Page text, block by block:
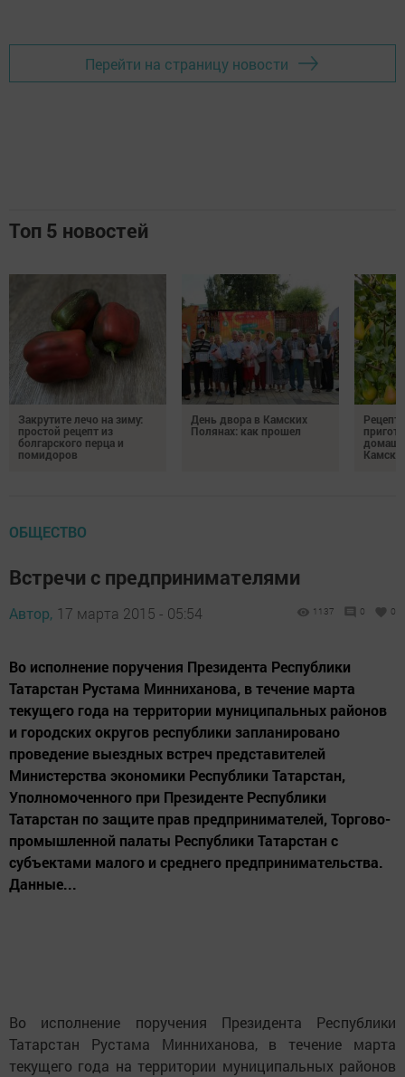
Перейти на страницу новости
Топ 5 новостей
Закрутите лечо на зиму:
простой рецепт из
болгарского перца и
помидоров
День двора в Камских
Полянах: как прошел
ОБЩЕСТВО
Встречи с предпринимателями
Автор, 17 марта 2015 - 05:54 1137 0 0
Во исполнение поручения Президента Республики
Татарстан Рустама Минниханова, в течение марта
текущего года на территории муниципальных районов
и городских округов республики запланировано
проведение выездных встреч представителей
Министерства экономики Республики Татарстан,
Уполномоченного при Президенте Республики
Татарстан по защите прав предпринимателей, Торгово-
промышленной палаты Республики Татарстан с
субъектами малого и среднего предпринимательства.
Данные...
Во исполнение поручения Президента Республики
Татарстан Рустама Минниханова, в течение марта
текущего года на территории муниципальных районов